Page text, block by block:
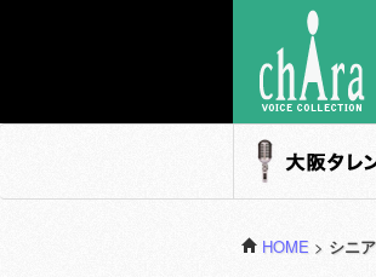
声のプロダクショ
大阪タレント
HOME > シニ